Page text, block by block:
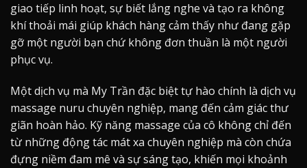
giao tiếp linh hoạt, sự biết lắng nghe và tạo ra không
khí thoải mái giúp khách hàng cảm thấy như đang gặp
gỡ một người bạn chứ không đơn thuần là một người
phục vụ.
Một dịch vụ mà My Trần đặc biệt tự hào chính là dịch vụ
massage nuru chuyên nghiệp, mang đến cảm giác thư
giãn hoàn hảo. Kỹ năng massage của cô không chỉ đến
từ những động tác mát xa chuyên nghiệp mà còn chứa
đựng niềm đam mê và sự sáng tạo, khiến mọi khoảnh